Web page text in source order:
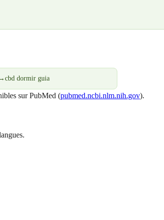
cbd dormir guia
sur PubMed (pubmed.ncbi.nlm.nih.gov).